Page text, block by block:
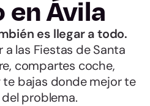
Ávila
es llegar a todo.
a las Fiestas de Santa
compartes coche,
bajas donde mejor te
problema.